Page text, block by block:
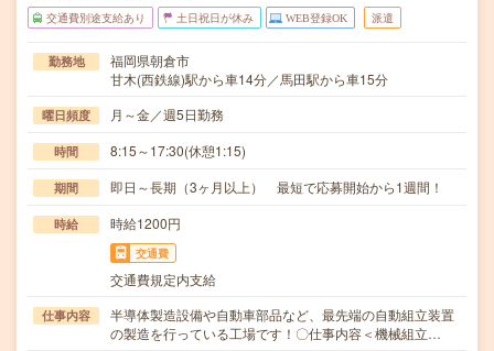
交通費別途支給あり 土日祝日が休み WEB登録OK 派遣
勤務地
福岡県朝倉市
甘木(西鉄線)駅から車14分／馬田駅から車15分
曜日頻度 月～金／週5日勤務
時間 8:15～17:30(休憩1:15)
期間 即日～長期（3ヶ月以上） 最短で応募開始から1週間！
時給 時給1200円
交通費
交通費規定内支給
仕事内容
半導体製造設備や自動車部品など、最先端の自動組立装置
の製造を行っている工場です！〇仕事内容＜機械組立…